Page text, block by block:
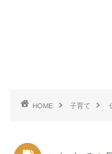
HOME 子育て